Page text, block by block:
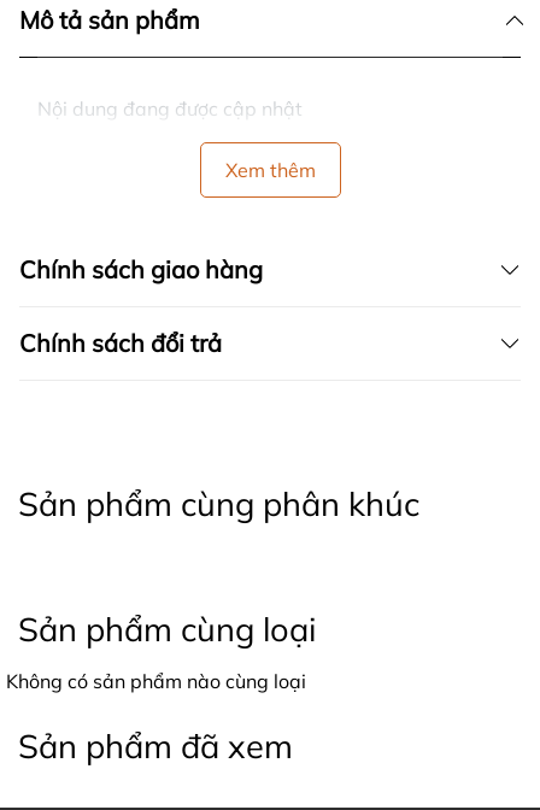
Mô tả sản phẩm
Nội dung đang được cập nhật
Xem thêm
Chính sách giao hàng
Chính sách đổi trả
Sản phẩm cùng phân khúc
Sản phẩm cùng loại
Không có sản phẩm nào cùng loại
Sản phẩm đã xem